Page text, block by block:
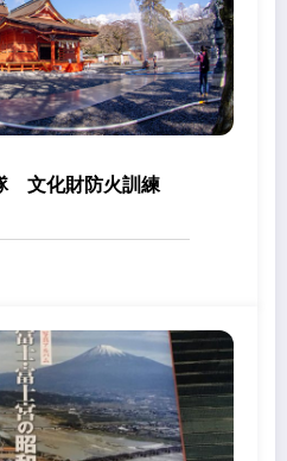
文化財防火訓練